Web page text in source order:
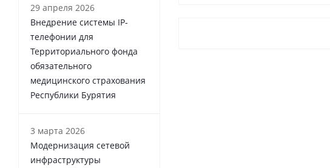
29 апреля 2026
Внедрение системы IP-
телефонии для
Территориального фонда
обязательного
медицинского страхования
Республики Бурятия
3 марта 2026
Модернизация сетевой
инфраструктуры